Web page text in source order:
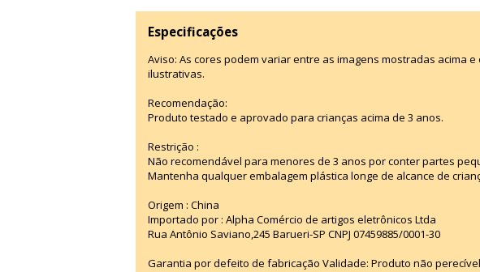
Especificações
Aviso: As cores podem variar entre as imagens mostradas acima
ilustrativas.
Recomendação:
Produto testado e aprovado para crianças acima de 3 anos.
Restrição :
Não recomendável para menores de 3 anos por conter partes
Mantenha qualquer embalagem plástica longe de alcance de
Origem : China
Importado por : Alpha Comércio de artigos eletrônicos Ltda
Rua Antônio Saviano,245 Barueri-SP CNPJ 07459885/0001-30
Garantia por defeito de fabricação Validade: Produto não